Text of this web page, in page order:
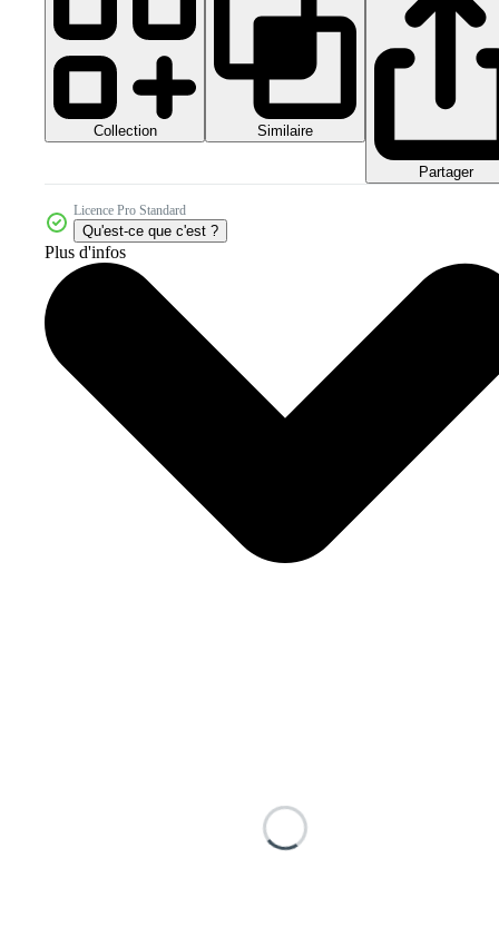
Collection Similaire
Partager
Licence Pro Standard
Qu'est-ce que c'est ?
Plus d'infos